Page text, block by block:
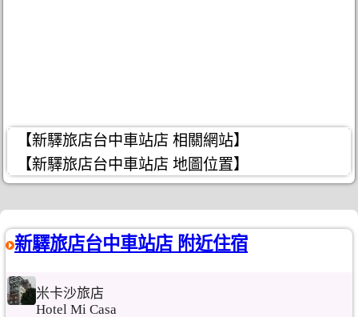
【新驛旅店台中車站店 相關網站】
【新驛旅店台中車站店 地圖位置】
新驛旅店台中車站店 附近住宿
米卡沙旅店
Hotel Mi Casa